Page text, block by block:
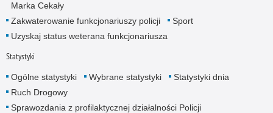
Marka Cekały
Zakwaterowanie funkcjonariuszy policji
Sport
Uzyskaj status weterana funkcjonariusza
Statystyki
Ogólne statystyki Wybrane statystyki
Statystyki dnia
Ruch Drogowy
Sprawozdania z profilaktycznej działalności Policji